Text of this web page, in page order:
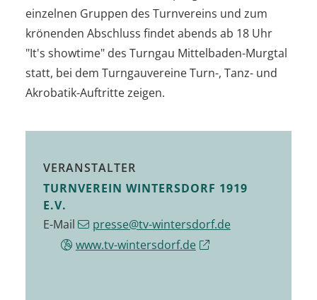
einzelnen Gruppen des Turnvereins und zum
krönenden Abschluss findet abends ab 18 Uhr
"It's showtime" des Turngau Mittelbaden-Murgtal
statt, bei dem Turngauvereine Turn-, Tanz- und
Akrobatik-Auftritte zeigen.
VERANSTALTER
TURNVEREIN WINTERSDORF 1919
E.V.
E-Mail
presse@tv-wintersdorf.de
www.tv-wintersdorf.de